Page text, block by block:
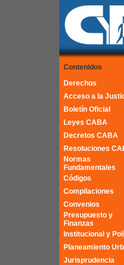
Contenidos
Derechos
Acceso a la
Boletín Oficial
Leyes CABA
Decretos CABA
Resoluciones
Normas
Fundamentales
Códigos
Compilaciones
Convenios
Presupuesto y
Finanzas
Institucional y
Planeamiento
Jurisprudencia